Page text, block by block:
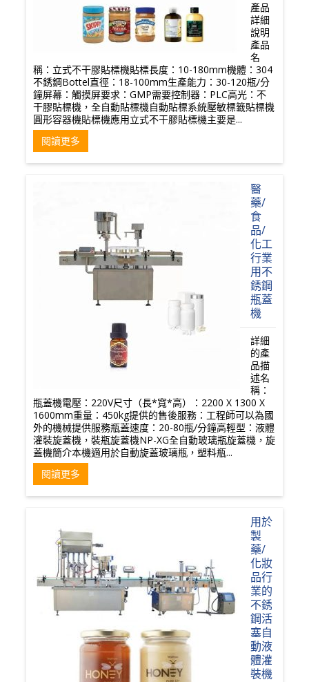
產品
詳細
說明
產品
名
稱：立式不干膠貼標機貼標長度：10-180mm機體：304
不銹鋼Bottel直徑：18-100mm生產能力：30-120瓶/分
鐘屏幕：觸摸屏要求：GMP需要控制器：PLC高光：不
干膠貼標機，全自動貼標機自動貼標系統壓敏標籤貼標機
圓形容器機貼標機應用立式不干膠貼標機主要是...
閱讀更多
醫
藥/
食
品/
化工
行業
用不
銹鋼
瓶蓋
機
詳細
的產
品描
述名
稱：
瓶蓋機電壓：220V尺寸（長*寬*高）：2200 X 1300 X
1600mm重量：450kg提供的售後服務：工程師可以為國
外的機械提供服務瓶蓋速度：20-80瓶/分鐘高輕型：液體
灌裝旋蓋機，裝瓶旋蓋機NP-XG全自動玻璃瓶旋蓋機，旋
蓋機簡介本機適用於自動旋蓋玻璃瓶，塑料瓶...
閱讀更多
用於
製
藥/
化妝
品行
業的
不銹
鋼活
塞自
動液
體灌
裝機